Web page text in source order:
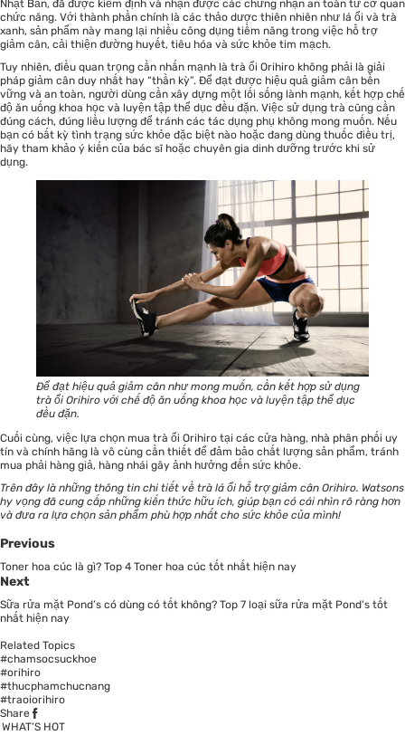
Nhật Bản, đã được kiểm định và nhận được các chứng nhận an toàn từ cơ quan
chức năng. Với thành phần chính là các thảo dược thiên nhiên như lá ổi và trà
xanh, sản phẩm này mang lại nhiều công dụng tiềm năng trong việc hỗ trợ
giảm cân, cải thiện đường huyết, tiêu hóa và sức khỏe tim mạch.
Tuy nhiên, điều quan trọng cần nhấn mạnh là trà ổi Orihiro không phải là giải
pháp giảm cân duy nhất hay “thần kỳ”. Để đạt được hiệu quả giảm cân bền
vững và an toàn, người dùng cần xây dựng một lối sống lành mạnh, kết hợp chế
độ ăn uống khoa học và luyện tập thể dục đều đặn. Việc sử dụng trà cũng cần
đúng cách, đúng liều lượng để tránh các tác dụng phụ không mong muốn. Nếu
bạn có bất kỳ tình trạng sức khỏe đặc biệt nào hoặc đang dùng thuốc điều trị,
hãy tham khảo ý kiến của bác sĩ hoặc chuyên gia dinh dưỡng trước khi sử
dụng.
Để đạt hiệu quả giảm cân như mong muốn, cần kết hợp sử dụng
trà ổi Orihiro với chế độ ăn uống khoa học và luyện tập thể dục
đều đặn.
Cuối cùng, việc lựa chọn mua trà ổi Orihiro tại các cửa hàng, nhà phân phối uy
tín và chính hãng là vô cùng cần thiết để đảm bảo chất lượng sản phẩm, tránh
mua phải hàng giả, hàng nhái gây ảnh hưởng đến sức khỏe.
Trên đây là những thông tin chi tiết về trà lá ổi hỗ trợ giảm cân Orihiro. Watsons
hy vọng đã cung cấp những kiến thức hữu ích, giúp bạn có cái nhìn rõ ràng hơn
và đưa ra lựa chọn sản phẩm phù hợp nhất cho sức khỏe của mình!
Previous
Toner hoa cúc là gì? Top 4 Toner hoa cúc tốt nhất hiện nay
Next
Sữa rửa mặt Pond’s có dùng có tốt không? Top 7 loại sữa rửa mặt Pond’s tốt
nhất hiện nay
Related Topics
#chamsocsuckhoe
#orihiro
#thucphamchucnang
#traoiorihiro
Share
WHAT’S HOT